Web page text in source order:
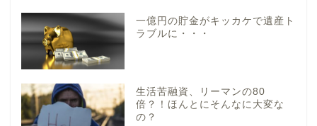
一億円の貯金がキッカケで遺産ト
ラブルに・・・
生活苦融資、リーマンの80
倍？！ほんとにそんなに大変な
の？